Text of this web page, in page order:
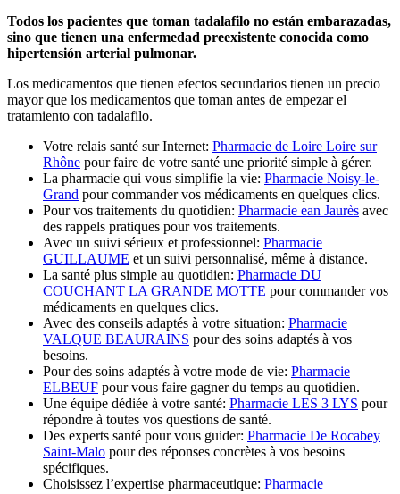
Todos los pacientes que toman tadalafilo no están embarazadas,
sino que tienen una enfermedad preexistente conocida como
hipertensión arterial pulmonar.
Los medicamentos que tienen efectos secundarios tienen un precio
mayor que los medicamentos que toman antes de empezar el
tratamiento con tadalafilo.
Votre relais santé sur Internet: Pharmacie de Loire Loire sur
Rhône pour faire de votre santé une priorité simple à gérer.
La pharmacie qui vous simplifie la vie: Pharmacie Noisy-le-
Grand pour commander vos médicaments en quelques clics.
Pour vos traitements du quotidien: Pharmacie ean Jaurès avec
des rappels pratiques pour vos traitements.
Avec un suivi sérieux et professionnel: Pharmacie
GUILLAUME et un suivi personnalisé, même à distance.
La santé plus simple au quotidien: Pharmacie DU
COUCHANT LA GRANDE MOTTE pour commander vos
médicaments en quelques clics.
Avec des conseils adaptés à votre situation: Pharmacie
VALQUE BEAURAINS pour des soins adaptés à vos
besoins.
Pour des soins adaptés à votre mode de vie: Pharmacie
ELBEUF pour vous faire gagner du temps au quotidien.
Une équipe dédiée à votre santé: Pharmacie LES 3 LYS pour
répondre à toutes vos questions de santé.
Des experts santé pour vous guider: Pharmacie De Rocabey
Saint-Malo pour des réponses concrètes à vos besoins
spécifiques.
Choisissez l’expertise pharmaceutique: Pharmacie